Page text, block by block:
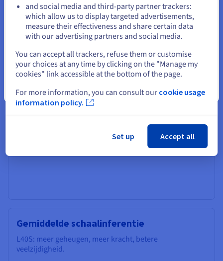
Verlaag uw operationele kosten met een zuinige Ada
Lovelace-architectuur, zonder in te boeten op prestaties.
Hoe kies ik mijn GPU voor
inferentie?
Gemiddelde schaalinferentie
L40S: meer geheugen, meer kracht, betere
veelzijdigheid.
Blijf op de huidige website
Sluiten
and social media and third-party partner trackers:
which allow us to display targeted advertisements,
measure their effectiveness and share certain data
with our advertising partners and social media.
You can accept all trackers, refuse them or customise
your choices at any time by clicking on the "Manage my
cookies" link accessible at the bottom of the page.
For more information, you can consult our cookie usage
information policy.
Set up Accept all